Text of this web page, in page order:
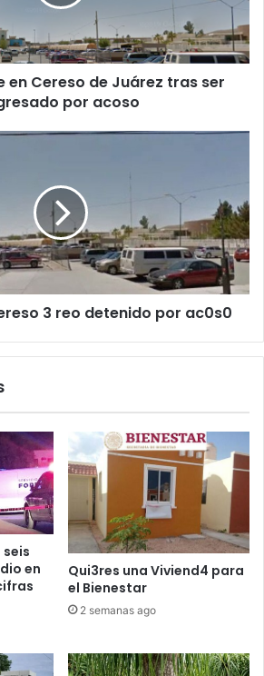
en Cereso de Juárez tras ser
por acoso
3 reo detenido por ac0s0
seis
en
Qui3res una Viviend4 para
el Bienestar
2 semanas ago